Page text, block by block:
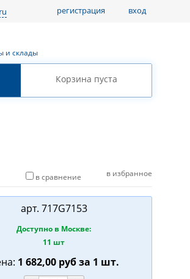
вход
регистрация
и склады
Корзина пуста
в избранное
в сравнение
арт. 717G7153
Доступно в Москве:
11 шт
1 682,00 рубза 1 шт.